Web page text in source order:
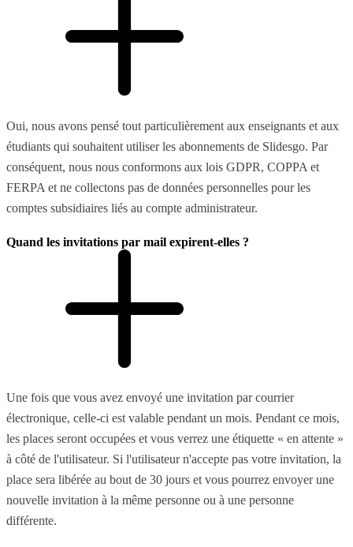
Oui, nous avons pensé tout particulièrement aux enseignants et aux
étudiants qui souhaitent utiliser les abonnements de Slidesgo. Par
conséquent, nous nous conformons aux lois GDPR, COPPA et
FERPA et ne collectons pas de données personnelles pour les
comptes subsidiaires liés au compte administrateur.
Quand les invitations par mail expirent-elles ?
Une fois que vous avez envoyé une invitation par courrier
électronique, celle-ci est valable pendant un mois. Pendant ce mois,
les places seront occupées et vous verrez une étiquette « en attente »
à côté de l'utilisateur. Si l'utilisateur n'accepte pas votre invitation, la
place sera libérée au bout de 30 jours et vous pourrez envoyer une
nouvelle invitation à la même personne ou à une personne
différente.